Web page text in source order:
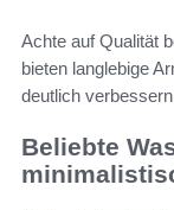
Achte auf Qualität
bieten langlebige
deutlich
Beliebte